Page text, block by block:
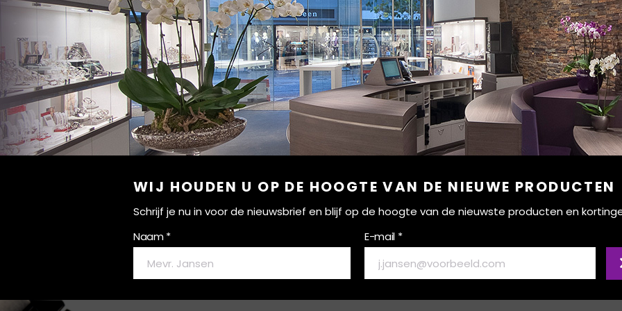
WIJ HOUDEN U OP DE HOOGTE VAN DE NIEUWE PRODUCTEN
Schrijf je nu in voor de nieuwsbrief en blijf op de hoogte van de nieuwste producten en
Naam *
E-mail *